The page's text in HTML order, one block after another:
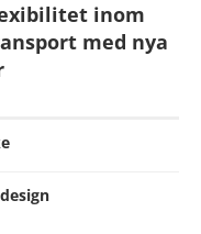
inom
med nya